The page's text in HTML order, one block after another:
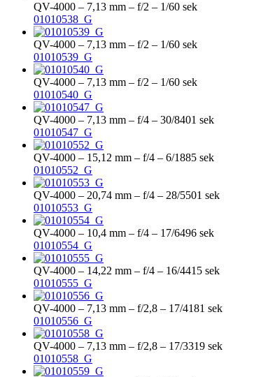
QV-4000 – 7,13 mm – f/2 – 1/60 sek
01010538_G
QV-4000 – 7,13 mm – f/2 – 1/60 sek
01010539_G
QV-4000 – 7,13 mm – f/2 – 1/60 sek
01010540_G
QV-4000 – 7,13 mm – f/4 – 30/8401 sek
01010547_G
QV-4000 – 15,12 mm – f/4 – 6/1885 sek
01010552_G
QV-4000 – 20,74 mm – f/4 – 28/5501 sek
01010553_G
QV-4000 – 10,4 mm – f/4 – 17/6496 sek
01010554_G
QV-4000 – 14,22 mm – f/4 – 16/4415 sek
01010555_G
QV-4000 – 7,13 mm – f/2,8 – 17/4181 sek
01010556_G
QV-4000 – 7,13 mm – f/2,8 – 17/3319 sek
01010558_G